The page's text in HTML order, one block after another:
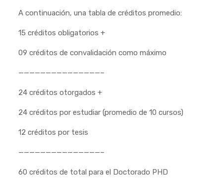
A continuación, una tabla de créditos promedio:
15 créditos obligatorios +
09 créditos de convalidación como máximo
———————————————–
24 créditos otorgados +
24 créditos por estudiar (promedio de 10 cursos)
12 créditos por tesis
———————————————–
60 créditos de total para el Doctorado PHD